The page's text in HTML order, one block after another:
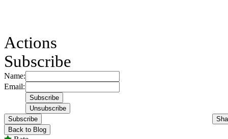
Actions
Subscribe
Name:
Email:
Subscribe
Back to Blog